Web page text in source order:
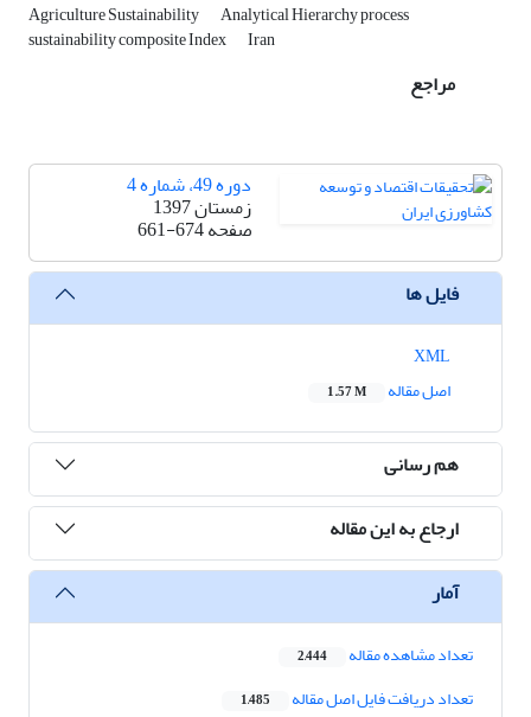
Agriculture Sustainability Analytical Hierarchy process
sustainability composite Index Iran
مراجع
دوره 49، شماره 4
زمستان 1397
صفحه661-674
فایل ها
اصل مقاله
1.57 M
هم رسانی
ارجاع به این مقاله
آمار
تعداد مشاهده مقاله 2,444
تعداد دریافت فایل اصل مقاله 1,485